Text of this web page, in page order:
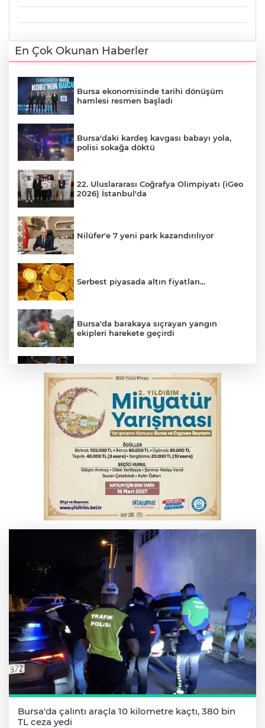
En Çok Okunan Haberler
Bursa ekonomisinde tarihi dönüşüm
hamlesi resmen başladı
Bursa'daki kardeş kavgası babayı yola,
polisi sokağa döktü
22. Uluslararası Coğrafya Olimpiyatı (iGeo
2026) İstanbul'da
Nilüfer'e 7 yeni park kazandırılıyor
Serbest piyasada altın fiyatları...
Bursa'da barakaya sıçrayan yangın
ekipleri harekete geçirdi
Yargıtay’dan primle çalışanlara müjde
TOFAŞ Basketbol'da sağlık kontrolleri
başladı
Bursa’da bugün hava nasıl olacak?
Osmangazi’de iş arayanlara destek
Bursa'da çalıntı araçla 10 kilometre kaçtı, 380 bin
TL ceza yedi